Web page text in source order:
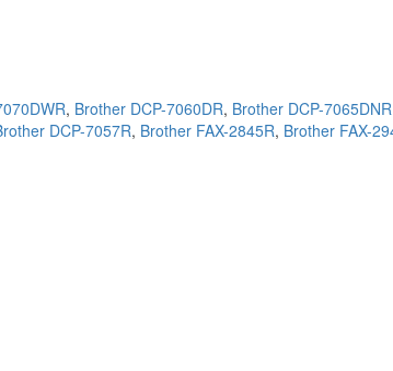
, Brother DCP-7060DR, Brother DCP-7065DNR
DCP-7057R, Brother FAX-2845R, Brother FAX-